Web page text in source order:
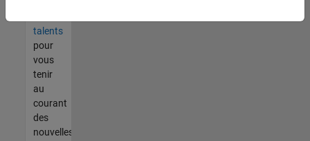
talents
pour
vous
tenir
au
courant
des
nouvelles